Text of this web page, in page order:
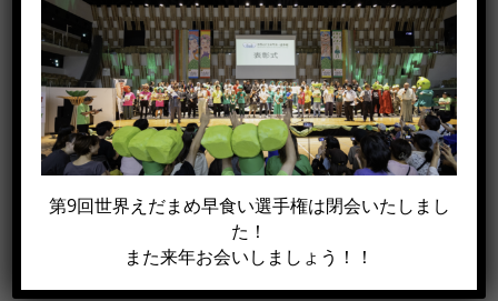
この記事がイイね！と思った方は
シェアして下さい!!
Facebook
X
電
子
ー
第9回世界えだまめ早食い選手権は閉会いたしまし
た！
また来年お会いしましょう！！